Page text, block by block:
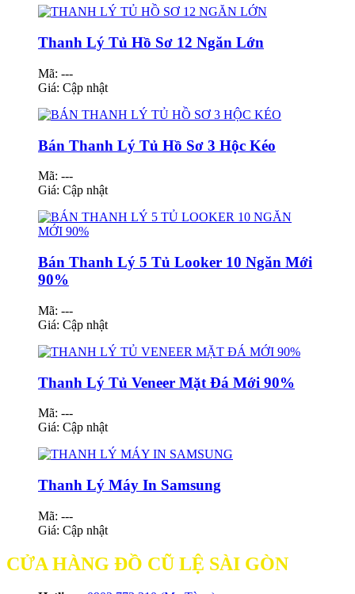
Thanh Lý Tủ Hồ Sơ 12 Ngăn Lớn
Mã: ---
Giá: Cập nhật
Bán Thanh Lý Tủ Hồ Sơ 3 Hộc Kéo
Mã: ---
Giá: Cập nhật
Bán Thanh Lý 5 Tủ Looker 10 Ngăn Mới
90%
Mã: ---
Giá: Cập nhật
Thanh Lý Tủ Veneer Mặt Đá Mới 90%
Mã: ---
Giá: Cập nhật
Thanh Lý Máy In Samsung
Mã: ---
Giá: Cập nhật
CỬA HÀNG ĐỒ CŨ LỆ SÀI GÒN